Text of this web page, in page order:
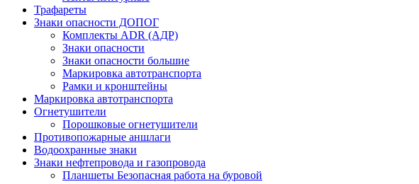
Трафареты
Знаки опасности ДОПОГ
Комплекты ADR (АДР)
Знаки опасности
Знаки опасности большие
Маркировка автотранспорта
Рамки и кронштейны
Маркировка автотранспорта
Огнетушители
Порошковые огнетушители
Противопожарные аншлаги
Водоохранные знаки
Знаки нефтепровода и газопровода
Планшеты Безопасная работа на буровой